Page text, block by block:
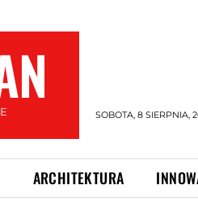
SOBOTA, 8 SIERPNIA,
ARCHITEKTURA